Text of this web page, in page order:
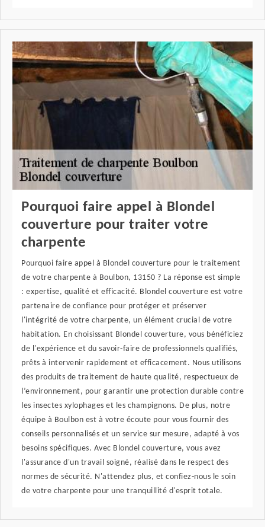
Pourquoi faire appel à Blondel
couverture pour traiter votre
charpente
Pourquoi faire appel à Blondel couverture pour le traitement
de votre charpente à Boulbon, 13150 ? La réponse est simple
: expertise, qualité et efficacité. Blondel couverture est votre
partenaire de confiance pour protéger et préserver
l'intégrité de votre charpente, un élément crucial de votre
habitation. En choisissant Blondel couverture, vous bénéficiez
de l'expérience et du savoir-faire de professionnels qualifiés,
prêts à intervenir rapidement et efficacement. Nous utilisons
des produits de traitement de haute qualité, respectueux de
l’environnement, pour garantir une protection durable contre
les insectes xylophages et les champignons. De plus, notre
équipe à Boulbon est à votre écoute pour vous fournir des
conseils personnalisés et un service sur mesure, adapté à vos
besoins spécifiques. Avec Blondel couverture, vous avez
l'assurance d'un travail soigné, réalisé dans le respect des
normes de sécurité. N'attendez plus, et confiez-nous le soin
de votre charpente pour une tranquillité d'esprit totale.